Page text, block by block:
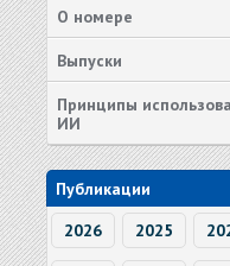
О номере
Выпуски
Принципы
ИИ
Публикации
2026
2025